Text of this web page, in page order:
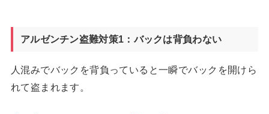
アルゼンチン盗難対策1：バックは背負わない
人混みでバックを背負っていると一瞬でバックを開けら
れて盗まれます。